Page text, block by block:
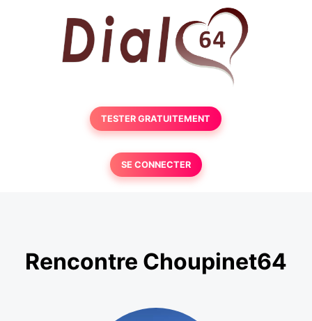
TESTER GRATUITEMENT
SE CONNECTER
Rencontre Choupinet64